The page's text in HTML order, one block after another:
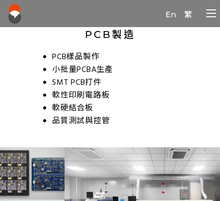
En 繁
PCB製造
PCB樣品製作
小批量PCBA生產
SMT PCB打件
軟性印刷電路板
軟硬結合板
品質測試與控管